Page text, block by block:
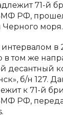
71-й
РФ,
моря.
в
в том же
десантный
б/н 127.
к 71-й
РФ,